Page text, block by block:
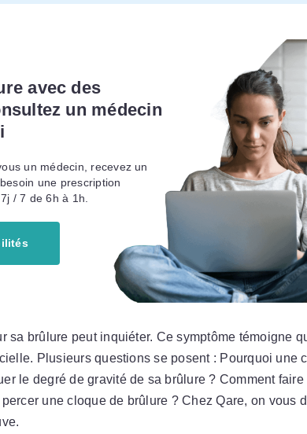
avec des
un médecin
un médecin, recevez un
une prescription
/ 7 de 6h à 1h.
sa brûlure peut inquiéter. Ce symptôme témoigne
Plusieurs questions se posent : Pourquoi une
le degré de gravité de sa brûlure ? Comment
une cloque de brûlure ? Chez Qare, on vous